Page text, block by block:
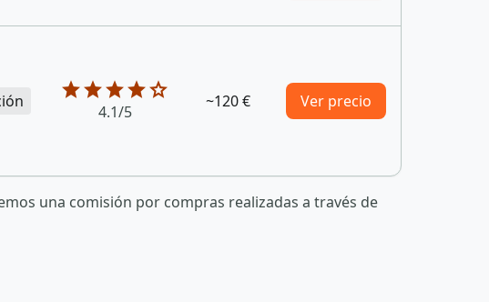
starstarstarstarstar
4.1/5
~120 € Ver precio
una comisión por compras realizadas a través de